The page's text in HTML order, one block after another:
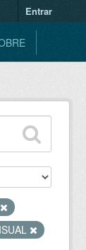
Entrar